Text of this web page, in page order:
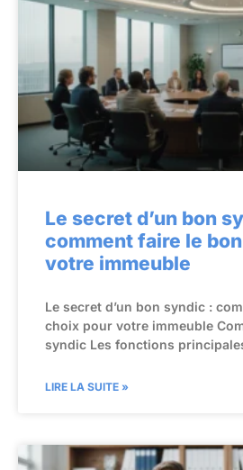
Le secret d’un bon
comment faire le
votre immeuble
Le secret d’un bon syndic :
choix pour votre immeuble
syndic Les fonctions
LIRE LA SUITE »